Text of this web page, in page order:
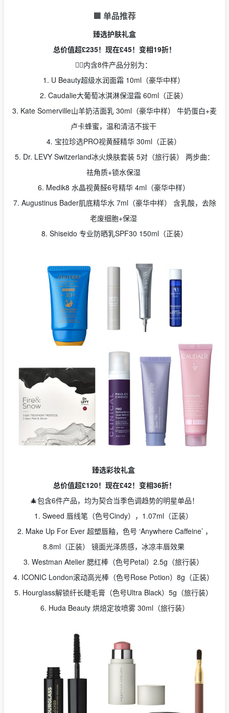
🟩 单品推荐
臻选护肤礼盒
总价值超£235！现在£45！变相19折！
🧑‍⚕️内含8件产品分别为：
1. U Beauty超级水润面霜 10ml（豪华中样）
2. Caudalie大葡萄冰淇淋保湿霜 60ml（正装）
3. Kate Somerville山羊奶洁面乳 30ml（豪华中样） 牛奶蛋白+麦
卢卡蜂蜜，温和清洁不拔干
4. 宝拉珍选PRO视黄醛精华 30ml（正装）
5. Dr. LEVY Switzerland冰火焕肤套装 5对（旅行装） 两步曲：
祛角质+锁水保湿
6. Medik8 水晶视黄醛6号精华 4ml（豪华中样）
7. Augustinus Bader肌底精华水 7ml（豪华中样） 含乳酸，去除
老废细胞+保湿
8. Shiseido 专业防晒乳SPF30 150ml（正装）
臻选彩妆礼盒
总价值超£120！现在£42！变相36折！
🎄包含6件产品，均为契合当季色调趋势的明星单品！
1. Sweed 唇线笔（色号Cindy），1.07ml（正装）
2. Make Up For Ever 超塑唇釉，色号 ‘Anywhere Caffeine’ ，
8.8ml（正装） 镜面光泽质感，冰凉丰唇效果
3. Westman Atelier 腮红棒（色号Petal）2.5g（旅行装）
4. ICONIC London滚动高光棒（色号Rose Potion）8g（正装）
5. Hourglass解锁纤长睫毛膏（色号Ultra Black）5g（旅行装）
6. Huda Beauty 烘焙定妆喷雾 30ml（旅行装）